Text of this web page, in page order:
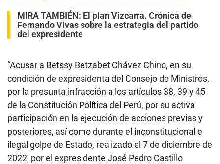
MIRA TAMBIÉN: El plan Vizcarra. Crónica de
Fernando Vivas sobre la estrategia del partido
del expresidente
“Acusar a Betssy Betzabet Chávez Chino, en su
condición de expresidenta del Consejo de Ministros,
por la presunta infracción a los artículos 38, 39 y 45
de la Constitución Política del Perú, por su activa
participación en la ejecución de acciones previas y
posteriores, así como durante el inconstitucional e
ilegal golpe de Estado, realizado el 7 de diciembre de
2022, por el expresidente José Pedro Castillo